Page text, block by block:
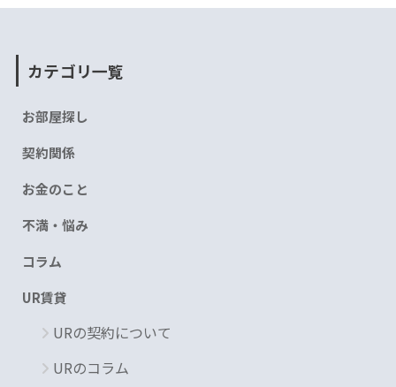
カテゴリ一覧
お部屋探し
契約関係
お金のこと
不満・悩み
コラム
UR賃貸
URの契約について
URのコラム